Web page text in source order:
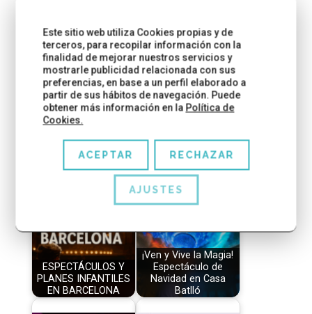
de Disney te espera en Barcelona. ¡No te quedes
sin tu entrada y prepárate para vivir una aventura
que quedará grabada en tu corazón!
Disney On Ice:no te quedes sin entrada
ENTRADAS RELACIONADAS:
ESPECTÁCULOS Y
PLANES INFANTILES
EN BARCELONA
¡Ven y Vive la Magia!
Espectáculo de
Navidad en Casa
Batlló
Este sitio web utiliza Cookies propias y de
terceros, para recopilar información con la
finalidad de mejorar nuestros servicios y
mostrarle publicidad relacionada con sus
preferencias, en base a un perfil elaborado a
partir de sus hábitos de navegación. Puede
obtener más información en la Política de
Cookies.
ACEPTAR RECHAZAR
AJUSTES